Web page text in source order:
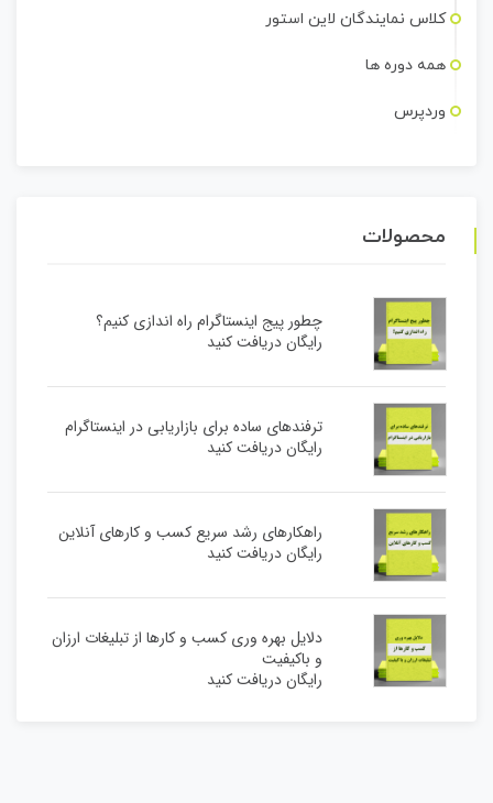
کلاس نمایندگان لاین استور
همه دوره ها
وردپرس
محصولات
چطور پیج اینستاگرام راه اندازی کنیم؟
رایگان دریافت کنید
ترفندهای ساده برای بازاریابی در اینستاگرام
رایگان دریافت کنید
راهکارهای رشد سریع کسب و کارهای آنلاین
رایگان دریافت کنید
دلایل بهره وری کسب و کارها از تبلیغات ارزان
و باکیفیت
رایگان دریافت کنید